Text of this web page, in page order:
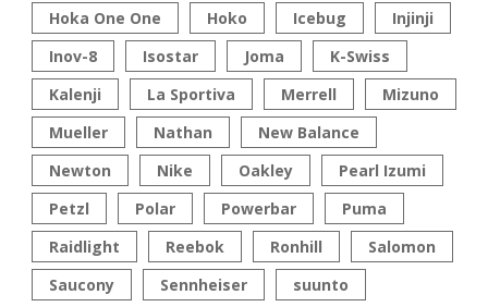
Hoka One One
Hoko Icebug
Injinji
Inov-8
Isostar Joma
K-Swiss
Kalenji
La Sportiva Merrell
Mizuno
Mueller
Nathan
New Balance
Newton
Nike Oakley
Pearl Izumi
Petzl
Polar Powerbar
Puma
Raidlight
Reebok Ronhill
Salomon
Saucony
Sennheiser suunto